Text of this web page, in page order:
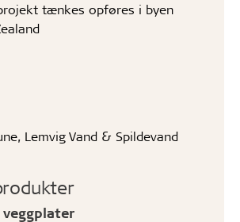
tænkes opføres i byen
Lemvig Vand & Spildevand